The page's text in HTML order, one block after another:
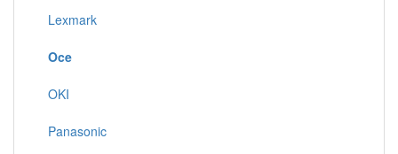
Lexmark
Oce
OKI
Panasonic